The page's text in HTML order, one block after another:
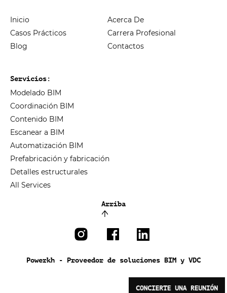
Inicio
Casos Prácticos
Blog
Acerca De
Carrera Profesional
Contactos
Servicios:
Modelado BIM
Coordinación BIM
Contenido BIM
Escanear a BIM
Automatización BIM
Prefabricación y fabricación
Detalles estructurales
All Services
Arriba
Powerkh - Proveedor de soluciones BIM y VDC
CONCIERTE UNA REUNIÓN